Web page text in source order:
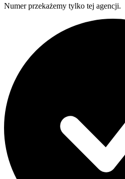
Numer przekażemy tylko tej agencji.